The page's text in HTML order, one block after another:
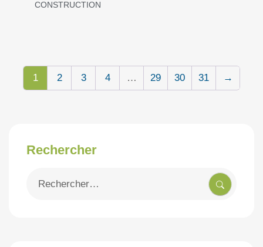
CONSTRUCTION
1 2 3 4 … 29 30 31 →
Rechercher
pour